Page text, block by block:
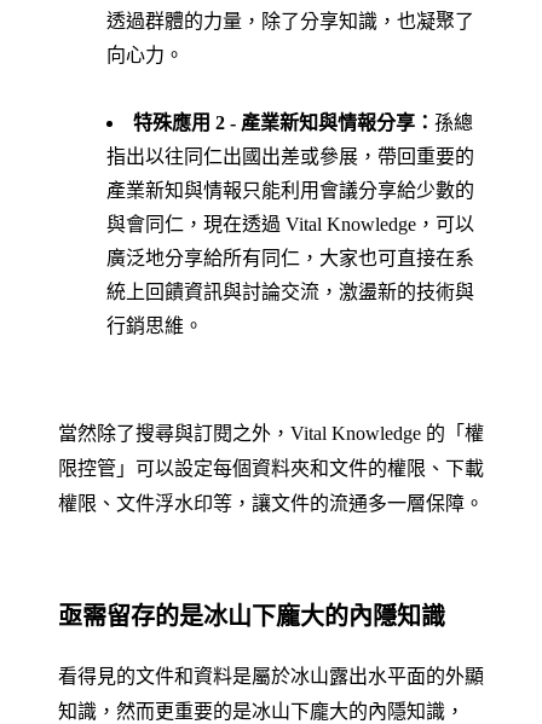
透過群體的力量，除了分享知識，也凝聚了
向心力。
特殊應用 2 - 產業新知與情報分享： 孫總
指出以往同仁出國出差或參展，帶回重要的
產業新知與情報只能利用會議分享給少數的
與會同仁，現在透過 Vital Knowledge，可以
廣泛地分享給所有同仁，大家也可直接在系
統上回饋資訊與討論交流，激盪新的技術與
行銷思維。
當然除了搜尋與訂閱之外，Vital Knowledge 的「權
限控管」可以設定每個資料夾和文件的權限、下載
權限、文件浮水印等，讓文件的流通多一層保障。
亟需留存的是冰山下龐大的內隱知識
看得見的文件和資料是屬於冰山露出水平面的外顯
知識，然而更重要的是冰山下龐大的內隱知識，